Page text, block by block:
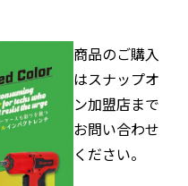
商品のご購入
はスナップオ
ン加盟店まで
お問い合わせ
ください。